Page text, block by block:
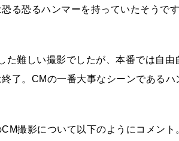
る恐るハンマーを持っていたそうで
た難しい撮影でしたが、本番では自
了。CMの一番大事なシーンである
撮影について以下のようにコメント